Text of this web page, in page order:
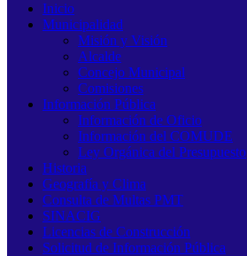
Inicio
Municipalidad
Misión y Visión
Alcalde
Concejo Municipal
Comisiones
Información Pública
Información de Oficio
Información del COMUDE
Ley Orgánica del Presupuesto
Historia
Geografía y Clima
Consulta de Multas PMT
SINACIG
Licencias de Construcción
Solicitud de Información Pública